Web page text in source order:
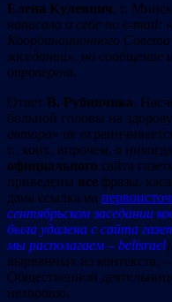
Елена Кулевнич, г.
написала о себе по e-mail:
Координационного
заседании», но сообщение
опровергла.
Ответ В. Рубинчика.
больной головы на
автора» не
г., коих, впрочем, я
официального сайта
приведены все фразы,
дана ссылка на
сентябрьском заседании
была удалена с сайта
мы располагаем – belisrael)
вырванных из контекста,
Общественной
нехорошо.